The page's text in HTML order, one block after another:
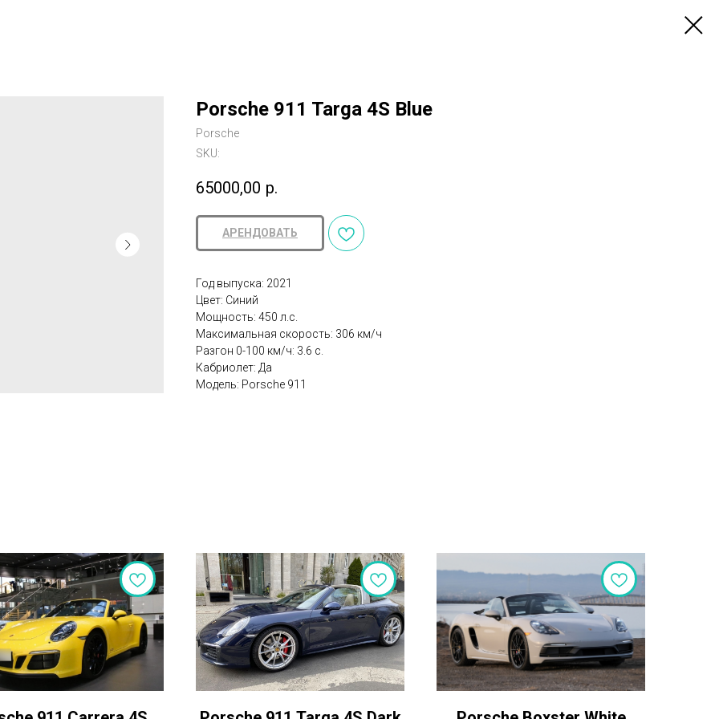
Porsche 911 Targa 4S Blue
Porsche
SKU:
65000,00 р.
АРЕНДОВАТЬ
Год выпуска: 2021
Цвет: Синий
Мощность: 450 л.с.
Максимальная скорость: 306 км/ч
Разгон 0-100 км/ч: 3.6 с.
Кабриолет: Да
Модель: Porsche 911